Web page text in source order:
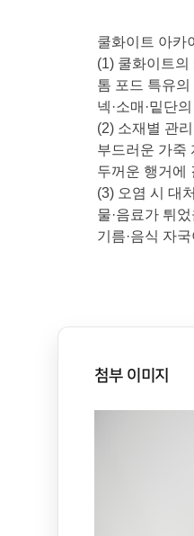
쿨화이트 아카
(1) 쿨화이트의
톰 포드 특유
넥·소매·밑단
(2) 소재별 관
부드러운 가죽
두꺼운 행거에
(3) 오염 시 대
물·음료가 튀
기름·음식 자
첨부 이미지